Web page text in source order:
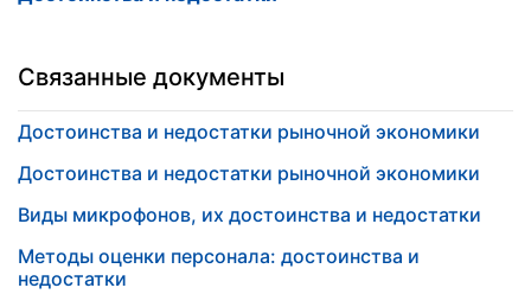
Связанные документы
Достоинства и недостатки рыночной экономики
Достоинства и недостатки рыночной экономики
Виды микрофонов, их достоинства и недостатки
Методы оценки персонала: достоинства и
недостатки